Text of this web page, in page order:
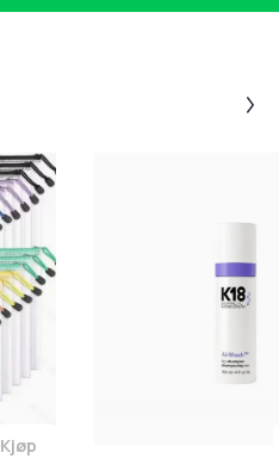
Legg Nettingposer i A4-
Kjøp